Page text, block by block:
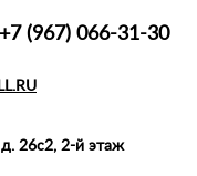
+7 (967) 066-31-30
26с2, 2-й этаж